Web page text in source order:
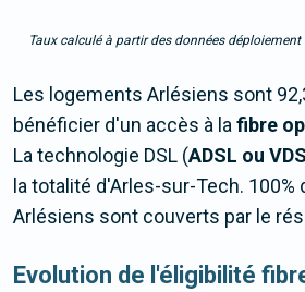
Taux calculé à partir des données déploiement
Les logements Arlésiens sont
bénéficier d'un accès à lafibre
La technologie DSL (ADSL ou
la totalité d'Arles-sur-Tech.
Arlésiens sont couverts par le
Evolution de l'éligibilité